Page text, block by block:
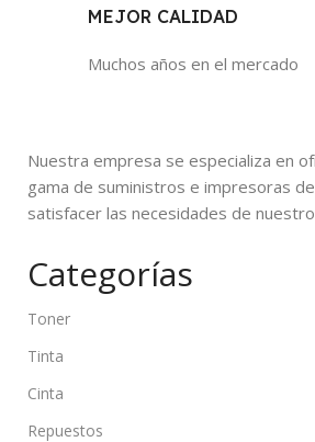
MEJOR CALIDAD
Muchos años en el mercado
Nuestra empresa se especializa en
gama de suministros e impresoras
satisfacer las necesidades de
Categorías
Toner
Tinta
Cinta
Repuestos